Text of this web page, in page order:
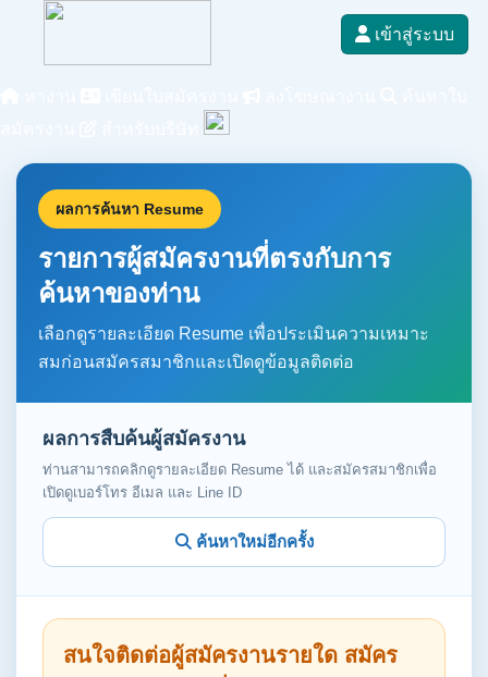
เข้าสู่ระบบ
ผลการค้นหา Resume
รายการผู้สมัครงานที่ตรงกับการ
ค้นหาของท่าน
เลือกดูรายละเอียด Resume เพื่อประเมินความเหมาะ
สมก่อนสมัครสมาชิกและเปิดดูข้อมูลติดต่อ
ผลการสืบค้นผู้สมัครงาน
ท่านสามารถคลิกดูรายละเอียด Resume ได้ และสมัครสมาชิกเพื่อ
เปิดดูเบอร์โทร อีเมล และ Line ID
ค้นหาใหม่อีกครั้ง
สนใจติดต่อผู้สมัครงานรายใด สมัคร